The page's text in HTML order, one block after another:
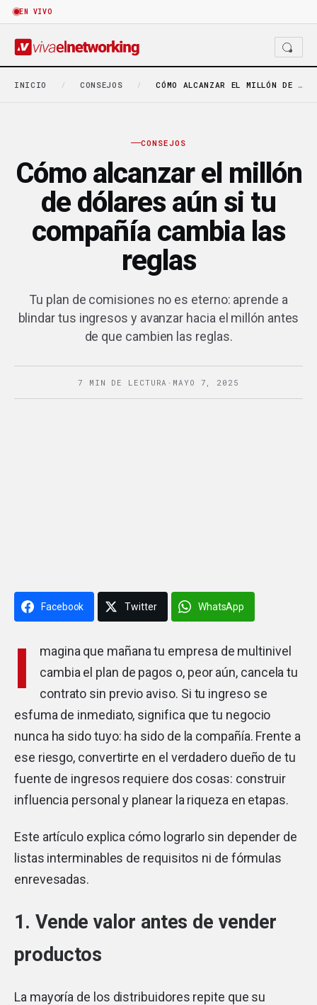
EN VIVO
INICIO / CONSEJOS / CÓMO ALCANZAR EL MILLÓN DE DÓLARES AÚN SI…
CONSEJOS
Cómo alcanzar el millón
de dólares aún si tu
compañía cambia las
reglas
Tu plan de comisiones no es eterno: aprende a
blindar tus ingresos y avanzar hacia el millón antes
de que cambien las reglas.
7 MIN DE LECTURA · MAYO 7, 2025
Facebook Twitter WhatsApp
I
magina que mañana tu empresa de multinivel
cambia el plan de pagos o, peor aún, cancela tu
contrato sin previo aviso. Si tu ingreso se
esfuma de inmediato, significa que tu negocio
nunca ha sido tuyo: ha sido de la compañía. Frente a
ese riesgo, convertirte en el verdadero dueño de tu
fuente de ingresos requiere dos cosas: construir
influencia personal y planear la riqueza en etapas.
Este artículo explica cómo lograrlo sin depender de
listas interminables de requisitos ni de fórmulas
enrevesadas.
1. Vende valor antes de vender
productos
La mayoría de los distribuidores repite que su